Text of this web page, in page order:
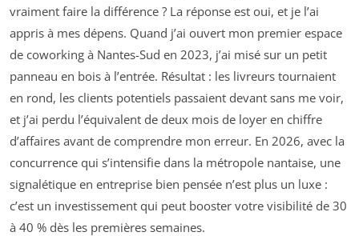
vraiment faire la différence ? La réponse est oui, et je l’ai
appris à mes dépens. Quand j’ai ouvert mon premier espace
de coworking à Nantes-Sud en 2023, j’ai misé sur un petit
panneau en bois à l’entrée. Résultat : les livreurs tournaient
en rond, les clients potentiels passaient devant sans me voir,
et j’ai perdu l’équivalent de deux mois de loyer en chiffre
d’affaires avant de comprendre mon erreur. En 2026, avec la
concurrence qui s’intensifie dans la métropole nantaise, une
signalétique en entreprise bien pensée n’est plus un luxe :
c’est un investissement qui peut booster votre visibilité de 30
à 40 % dès les premières semaines.